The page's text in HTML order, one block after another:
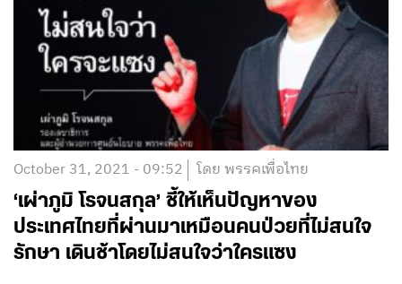
October 31, 2021 - 09:52 โดย พรรคเพื่อไทย
‘เผ่าภูมิ โรจนสกุล’ ชี้ให้เห็นปัญหาของ
ประเทศไทยที่ผ่านมาเหมือนคนป่วยที่ไม่สนใจ
รักษา เดินช้าโดยไม่สนใจว่าใครแซง